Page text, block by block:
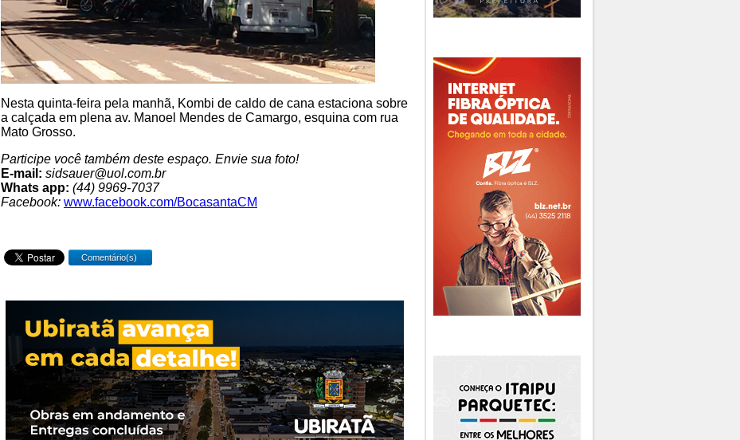
Nesta quinta-feira pela manhã, Kombi de caldo de cana estaciona sobre
a calçada em plena av. Manoel Mendes de Camargo, esquina com rua
Mato Grosso.
Participe você também deste espaço. Envie sua foto!
E-mail: sidsauer@uol.com.br
Whats app: (44) 9969-7037
Facebook: www.facebook.com/BocasantaCM
Comentário(s)